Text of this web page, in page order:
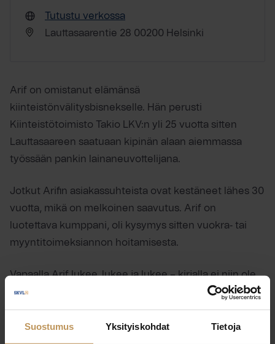
Suostumus Yksityiskohdat Tietoja
Tutustu verkossa
Lauttasaarentie 28 00200 Helsinki
Arif on omistanut elämänsä
kiinteistönvälitysbisnekselle. Hän perusti
Kiinteistötoimisto Takio LKV:n yli 25 vuotta sitten
Lauttasaareen saatuaan kipinän alaan aiemmassa
työssään pankin lainaneuvottelijana.
Jotkut Arifin asiakassuhteista ovat kestäneet lähes 30
vuotta, mikä on melkoinen saavutus. Arif on
luotettava kumppani, oli kysymys sitten vuokra‑ tai
myyntitoimeksiannon hoitamisesta.
Vapaalla Arif lukee, lukee ja lukee – kirjalla ei niin ole
väliä. Lisäksi kuntoilu on äärettömän tärkeä
vastapaino työlle.